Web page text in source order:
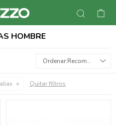
HOMBRE
Recomendados
Quitar filtros